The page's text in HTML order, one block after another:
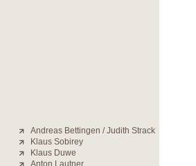
Andreas Bettingen / Judith Strack
Klaus Sobirey
Klaus Duwe
Anton Lautner